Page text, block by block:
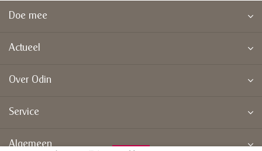
Doe mee
Actueel
Over Odin
Service
Algemeen